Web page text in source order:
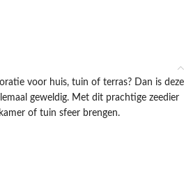
voor huis, tuin of terras? Dan is deze
geweldig. Met dit prachtige zeedier
of tuin sfeer brengen.